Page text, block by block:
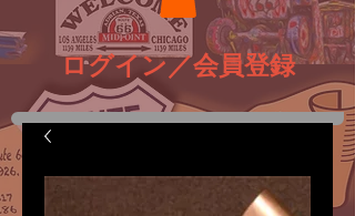
ログイン／会員登録